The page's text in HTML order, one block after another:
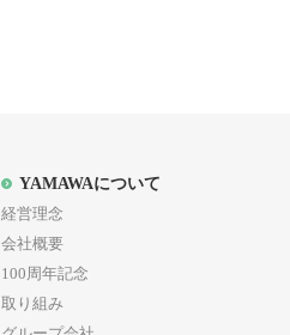
YAMAWAについて
経営理念
会社概要
100周年記念
取り組み